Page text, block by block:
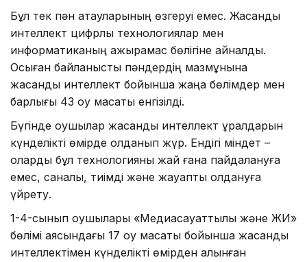
Бұл тек пән атауларының өзгеруі емес. Жасанды
интеллект цифрлық технологиялар мен
информатиканың ажырамас бөлігіне айналды.
Осыған байланысты пәндердің мазмұнына
жасанды интеллект бойынша жаңа бөлімдер мен
барлығы 43 оқу мақсаты енгізілді.
Бүгінде оқушылар жасанды интеллект құралдарын
күнделікті өмірде қолданып жүр. Ендігі міндет –
оларды бұл технологияны жай ғана пайдалануға
емес, саналы, тиімді және жауапты қолдануға
үйрету.
1-4-сынып оқушылары «Медиасауаттылық және ЖИ»
бөлімі аясындағы 17 оқу мақсаты бойынша жасанды
интеллектімен күнделікті өмірден алынған